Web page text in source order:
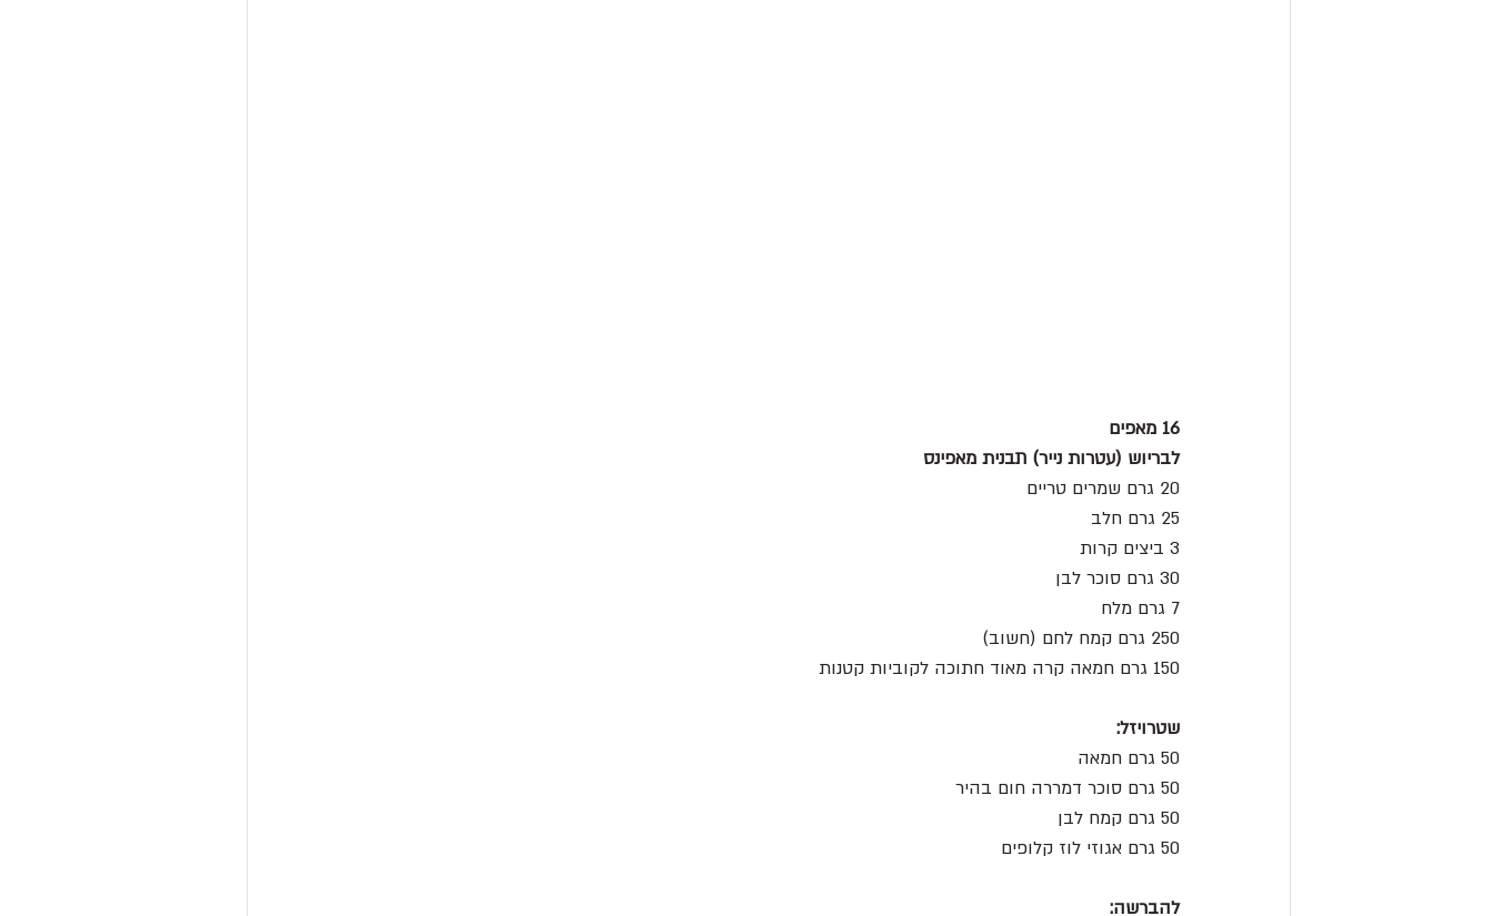
16 מאפים
לבריוש (עטרות נייר) תבנית מאפינס
20 גרם שמרים טריים
25 גרם חלב
3 ביצים קרות
30 גרם סוכר לבן
7 גרם מלח
250 גרם קמח לחם (חשוב)
150 גרם חמאה קרה מאוד חתוכה לקוביות קטנות
שטרויזל:
50 גרם חמאה
50 גרם סוכר דמררה חום בהיר
50 גרם קמח לבן
50 גרם אגוזי לוז קלופים
להברשה: